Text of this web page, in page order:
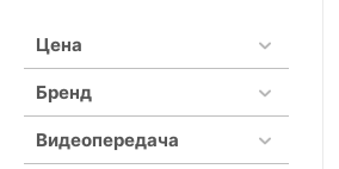
Цена
Бренд
Видеопередача